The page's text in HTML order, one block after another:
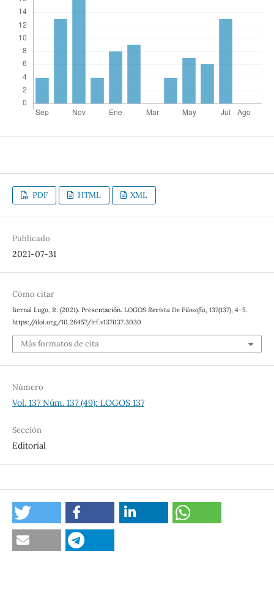
PDF HTML XML
Publicado
2021-07-31
Cómo citar
Bernal Lugo, R. (2021). Presentación. LOGOS Revista De Filosofía, 137(137), 4–5.
https://doi.org/10.26457/lrf.v137i137.3030
Más formatos de cita
Número
Vol. 137 Núm. 137 (49): LOGOS 137
Sección
Editorial